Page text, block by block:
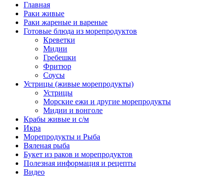
Главная
Раки живые
Раки жареные и вареные
Готовые блюда из морепродуктов
Креветки
Мидии
Гребешки
Фритюр
Соусы
Устрицы (живые морепродукты)
Устрицы
Морские ежи и другие морепродукты
Мидии и вонголе
Крабы живые и с/м
Икра
Морепродукты и Рыба
Вяленая рыба
Букет из раков и морепродуктов
Полезная информация и рецепты
Видео